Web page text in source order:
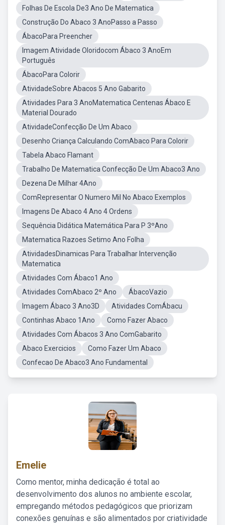
Folhas De Escola De3 Ano De Matematica
Construção Do Abaco 3 AnoPasso a Passo
ÁbacoPara Preencher
Imagem Atividade Oloridocom Ábaco 3 AnoEm
Português
ÁbacoPara Colorir
AtividadeSobre Abacos 5 Ano Gabarito
Atividades Para 3 AnoMatematica Centenas Ábaco E
Material Dourado
AtividadeConfecção De Um Abaco
Desenho Criança Calculando ComAbaco Para Colorir
Tabela Abaco Flamant
Trabalho De Matematica Confecção De Um Abaco3 Ano
Dezena De Milhar 4Ano
ComRepresentar O Numero Mil No Abaco Exemplos
Imagens De Abaco 4 Ano 4 Ordens
Sequência Didática Matemática Para P 3ºAno
Matematica Razoes Setimo Ano Folha
AtividadesDinamicas Para Trabalhar Intervenção
Matematica
Atividades Com Ábaco1 Ano
Atividades ComAbaco 2º Ano
ÁbacoVazio
Imagem Ábaco 3 Ano3D
Atividades ComÁbacu
Continhas Abaco 1Ano
Como Fazer Abaco
Atividades Com Ábacos 3 Ano ComGabarito
Abaco Exercicios
Como Fazer Um Abaco
Confecao De Abaco3 Ano Fundamental
Emelie
Como mentor, minha dedicação é total ao
desenvolvimento dos alunos no ambiente escolar,
empregando métodos pedagógicos que priorizam
conexões genuínas e são alimentados por criatividade